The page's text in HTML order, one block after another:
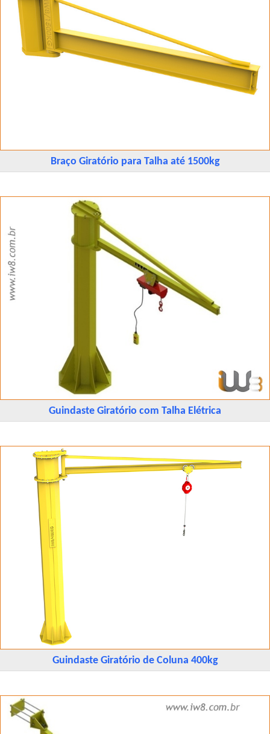
Braço Giratório para Talha até 1500kg
Guindaste Giratório com Talha Elétrica
Guindaste Giratório de Coluna 400kg